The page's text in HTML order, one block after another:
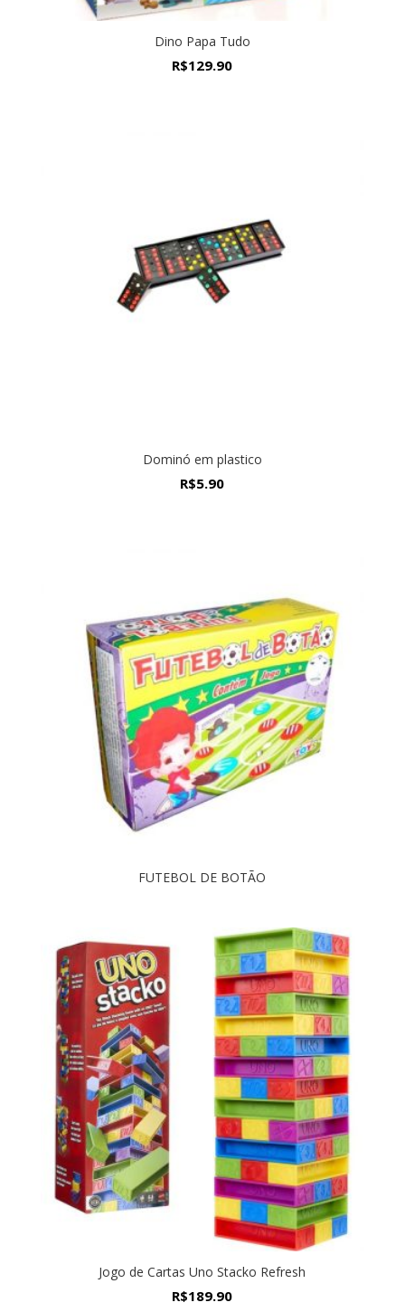
Dino Papa Tudo
R$129.90
Dominó em plastico
R$5.90
FUTEBOL DE BOTÃO
Jogo de Cartas Uno Stacko Refresh
R$189.90